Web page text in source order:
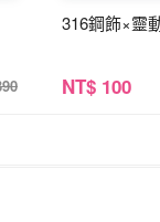
316鋼飾×靈
NT$ 100